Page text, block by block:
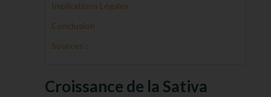
Implications Légales
Conclusion
Sources :
Croissance de la Sativa